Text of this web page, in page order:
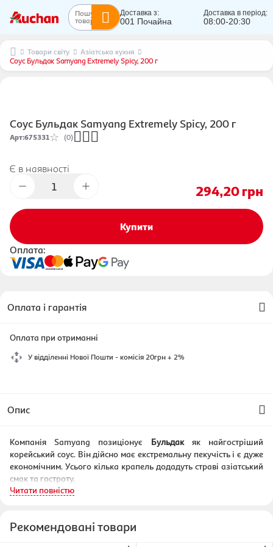
Пошук
товарів...
Доставка з:
001 Почайна
Доставка в період:
08:00-20:30
Товари світу
Азіатська кухня
Соус Бульдак Samyang Extremely Spicy, 200 г
Соус Бульдак Samyang Extremely Spicy, 200 г
Арт:675331 (0)
Є в наявності
294,20грн
Купити
Оплата:
Оплата і гарантія
Оплата при отриманні
У відділенні Нової Пошти - комісія 20грн + 2%
Опис
Компанія Samyang позиціонує Бульдакяк найгостріший
корейський соус. Він дійсно має екстремальну пекучість і є дуже
економічним. Усього кілька крапель додадуть страві азіатський
смак та гостроту.
Поле для застосування
овочеві
Читати повністю
Рекомендовані товари